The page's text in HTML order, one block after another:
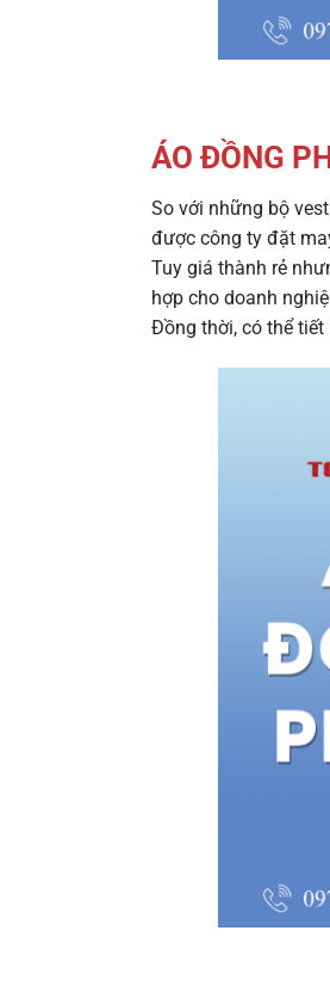
ÁO ĐỒNG
So với những bộ
được công ty đặt
Tuy giá thành rẻ
hợp cho doanh
Đồng thời, có thể tiết